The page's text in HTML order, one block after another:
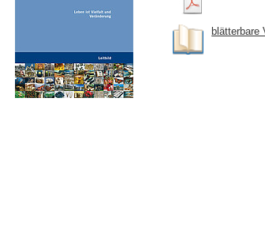
blätterbare